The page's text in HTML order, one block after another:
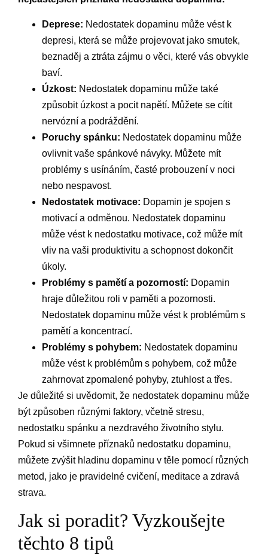
Deprese: Nedostatek dopaminu může vést k
depresi, která se může projevovat jako smutek,
beznaděj a ztráta zájmu o věci, které vás obvykle
baví.
Úzkost: Nedostatek dopaminu může také
způsobit úzkost a pocit napětí. Můžete se cítit
nervózní a podráždění.
Poruchy spánku: Nedostatek dopaminu může
ovlivnit vaše spánkové návyky. Můžete mít
problémy s usínáním, časté probouzení v noci
nebo nespavost.
Nedostatek motivace: Dopamin je spojen s
motivací a odměnou. Nedostatek dopaminu
může vést k nedostatku motivace, což může mít
vliv na vaši produktivitu a schopnost dokončit
úkoly.
Problémy s pamětí a pozorností: Dopamin
hraje důležitou roli v paměti a pozornosti.
Nedostatek dopaminu může vést k problémům s
pamětí a koncentrací.
Problémy s pohybem: Nedostatek dopaminu
může vést k problémům s pohybem, což může
zahrnovat zpomalené pohyby, ztuhlost a třes.
Je důležité si uvědomit, že nedostatek dopaminu může
být způsoben různými faktory, včetně stresu,
nedostatku spánku a nezdravého životního stylu.
Pokud si všimnete příznaků nedostatku dopaminu,
můžete zvýšit hladinu dopaminu v těle pomocí různých
metod, jako je pravidelné cvičení, meditace a zdravá
strava.
Jak si poradit? Vyzkoušejte
těchto 8 tipů